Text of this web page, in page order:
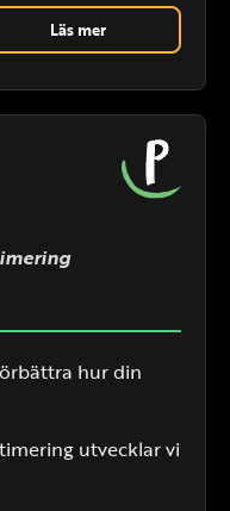
Läs mer
hur din
utvecklar vi